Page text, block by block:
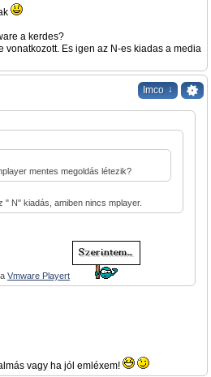
a kerdes?
vonatkozott. Es igen az N-es kiadas a media
Imco ↓
mentes megoldás létezik?
" N" kiadás, amiben nincs mplayer.
Vmware Playert
vagy ha jól emléxem!